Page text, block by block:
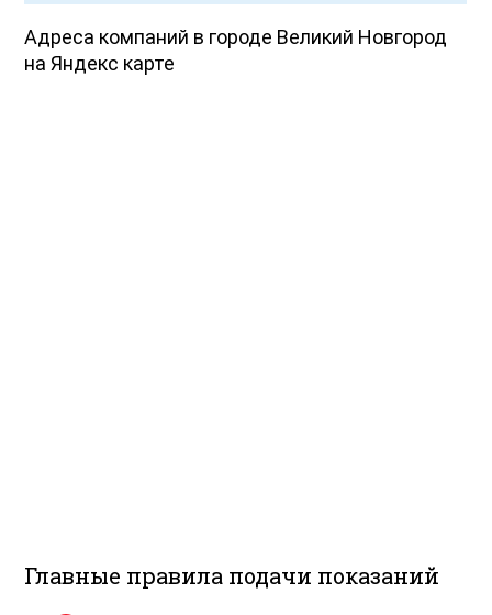
Адреса компаний в городе Великий Новгород
на Яндекс карте
Главные правила подачи показаний